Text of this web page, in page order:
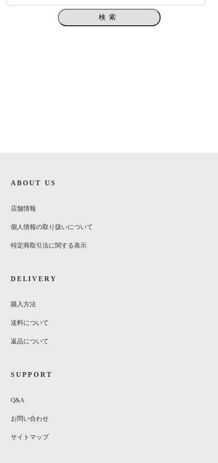
検索
ABOUT US
店舗情報
個人情報の取り扱いについて
特定商取引法に関する表示
DELIVERY
購入方法
送料について
返品について
SUPPORT
Q&A
お問い合わせ
サイトマップ